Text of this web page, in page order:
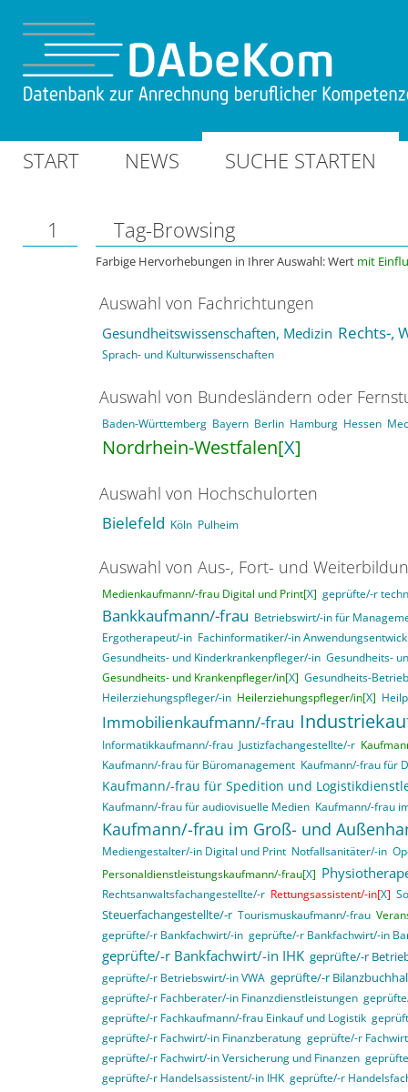
START NEWS SUCHE STARTEN
1 Tag-Browsing
Farbige Hervorhebungen in Ihrer Auswahl: Wert mit
Auswahl von Fachrichtungen
Gesundheitswissenschaften, Medizin Rechts-,
Sprach- und Kulturwissenschaften
Auswahl von Bundesländern oder
Baden-Württemberg Bayern Berlin Hamburg Hessen
Nordrhein-Westfalen[X]
Auswahl von Hochschulorten
Bielefeld Köln Pulheim
Auswahl von Aus-, Fort- und
Medienkaufmann/-frau Digital und Print[X] geprüfte/-r
Bankkaufmann/-frau Betriebswirt/-in für
Ergotherapeut/-in Fachinformatiker/-in
Gesundheits- und Kinderkrankenpfleger/-in Gesundheits-
Gesundheits- und Krankenpfleger/in[X] Gesundheits-
Heilerziehungspfleger/-in Heilerziehungspfleger/in[X]
Immobilienkaufmann/-frau
Informatikkaufmann/-frau Justizfachangestellte/-r
Kaufmann/-frau für Büromanagement Kaufmann/-frau für
Kaufmann/-frau für Spedition und
Kaufmann/-frau für audiovisuelle Medien Kaufmann/-frau
Kaufmann/-frau im Groß- und
Mediengestalter/-in Digital und Print Notfallsanitäter/-in
Personaldienstleistungskaufmann/-frau[X]
Rechtsanwaltsfachangestellte/-r Rettungsassistent/-in[X]
Steuerfachangestellte/-r Tourismuskaufmann/-frau
geprüfte/-r Bankfachwirt/-in geprüfte/-r Bankfachwirt/-in
geprüfte/-r Bankfachwirt/-in IHK geprüfte/-r
geprüfte/-r Betriebswirt/-in VWA geprüfte/-r
geprüfte/-r Fachberater/-in Finanzdienstleistungen
geprüfte/-r Fachkaufmann/-frau Einkauf und Logistik
geprüfte/-r Fachwirt/-in Finanzberatung geprüfte/-r
geprüfte/-r Fachwirt/-in Versicherung und Finanzen
geprüfte/-r Handelsassistent/-in IHK geprüfte/-r